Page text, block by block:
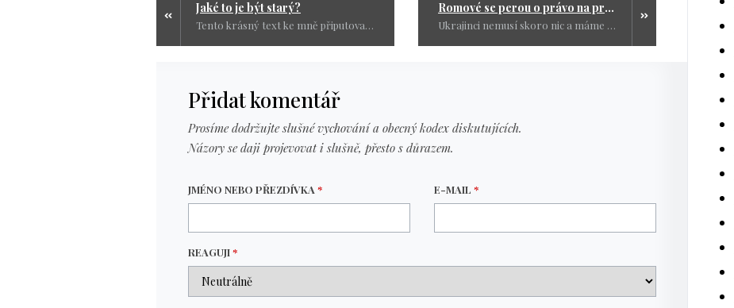
Jaké to je být starý?
Tento krásný text ke mně připutoval po mejlu a je tak krásný, že se o něj podělím s vámi všemi. Já se s ním ztotožňuji a říkám že stáří je výsada které se každému nedostane.
Romové se perou o právo na práci s Ukrajinci?
Ukrajinci nemusí skoro nic a máme jich tu už víc jak Romů. Ještě se divíte, že se naši Romové bojí o svoje bezva bydlo a chtějí, aby chlapi z Ukrajiny šli pěkně do války a nezabírali jim jejich právo být tady tou nejlepší menšinou. Dá se předpokládat, že bude stále hůř a konflikty se budou množit a my s tím nic neuděláme, ostatně jako se vším ostatním také nic neděláme.
Přidat komentář
Prosíme dodržujte slušné vychování a obecný kodex diskutujících.
Názory se daji projevovat i slušně, přesto s důrazem.
JMÉNO NEBO PŘEZDÍVKA * E-MAIL *
REAGUJI*